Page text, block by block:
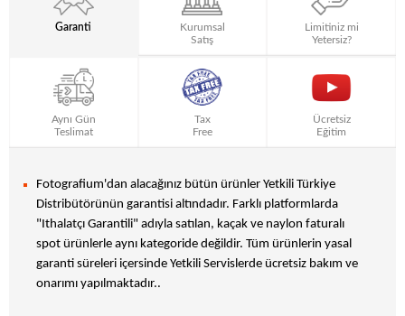
Garanti
Kurumsal
Satış
Limitiniz mi
Yetersiz?
Aynı Gün
Teslimat
Tax
Free
Ücretsiz
Eğitim
Fotografium'dan alacağınız bütün ürünler Yetkili Türkiye
Distribütörünün garantisi altındadır. Farklı platformlarda
"Ithalatçı Garantili" adıyla satılan, kaçak ve naylon faturalı
spot ürünlerle aynı kategoride değildir. Tüm ürünlerin yasal
garanti süreleri içersinde Yetkili Servislerde ücretsiz bakım ve
onarımı yapılmaktadır..